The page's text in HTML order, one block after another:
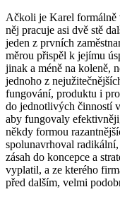
Ačkoli je Karel formálně
něj pracuje asi dvě stě
jeden z prvních
měrou přispěl k jejímu
jinak a méně na koleně,
jednoho z
fungování, produktu i
do jednotlivých činností
aby fungovaly
někdy formou
spolunavrhoval
zásah do koncepce a
vyplatil, a ze kterého
před dalším, velmi